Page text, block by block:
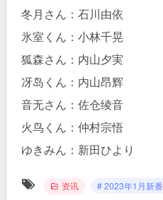
冬月さん：石川由依
氷室くん：小林千晃
狐森さん：内山夕実
冴岛くん：内山昂辉
音无さん：佐仓绫音
火鸟くん：仲村宗悟
ゆきみん：新田ひより
资讯 # 2023年1月新番